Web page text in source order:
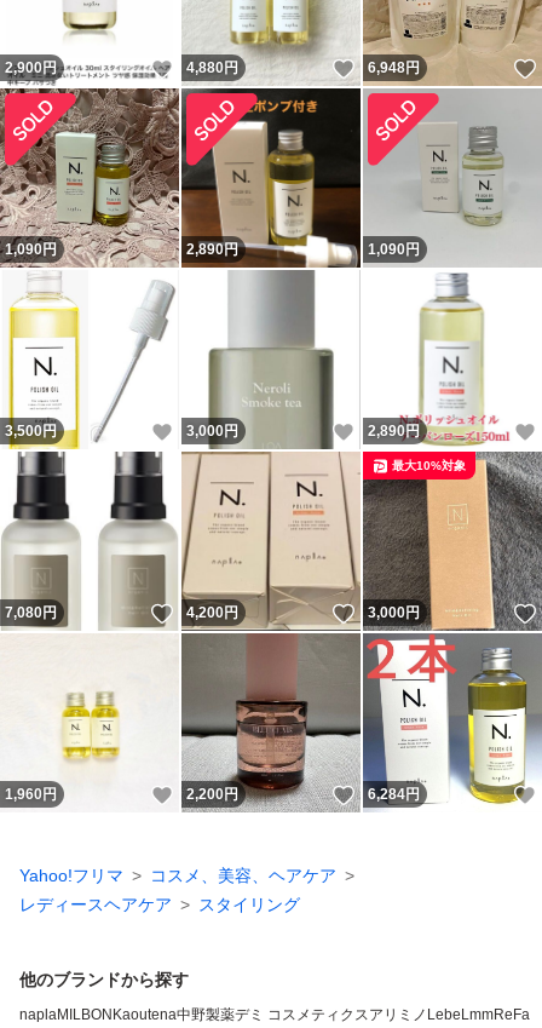
2,900円 いいね！
4,880円 いいね！
6,948円
1,090円 2,890円 1,090円
3,500円 いいね！
3,000円 いいね！
2,890円
7,080円 いいね！
4,200円 いいね！
3,000円
最大10%対象
1,960 円 いいね！
2,200円 いいね！
6,284円
Yahoo!フリマ
コスメ、美容、ヘアケア
レディースヘアケア
スタイリング
他のブランドから探す
naplaMILBON Kaoutena中野製薬デミ コスメティクスアリミノ LebeLmmReFa